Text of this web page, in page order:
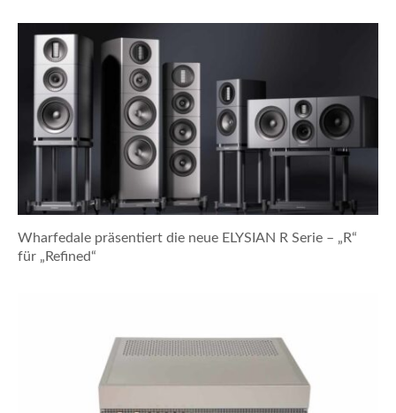
Wharfedale präsentiert die neue ELYSIAN R Serie – „R“
für „Refined“